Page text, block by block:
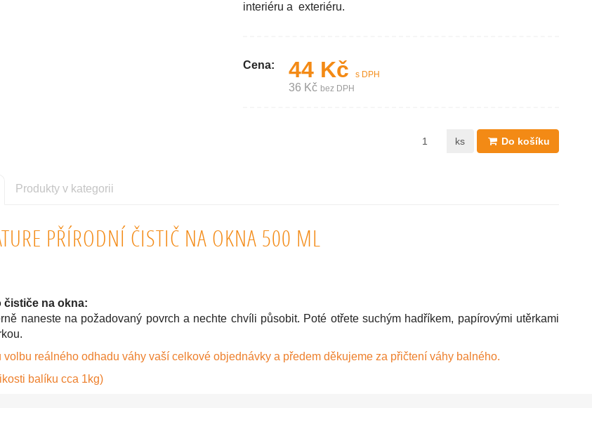
interiéru a exteriéru.
Cena: 44 Kč s DPH
36 Kč bez DPH
ks Do košíku
Produkty v kategorii
PŘÍRODNÍ ČISTIČ NA OKNA 500 ML
čističe na okna:
naneste na požadovaný povrch a nechte chvíli působit. Poté otřete suchým hadříkem, papírovými utěrkami
volbu reálného odhadu váhy vaší celkové objednávky a předem děkujeme za přičtení váhy balného.
balíku cca 1kg)